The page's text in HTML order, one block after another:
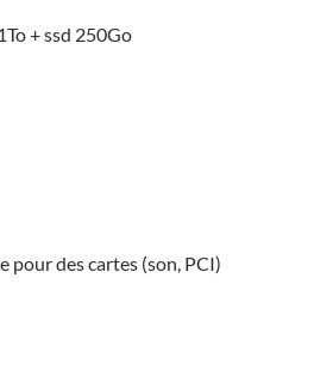
+ ssd 250Go
pour des cartes (son, PCI)